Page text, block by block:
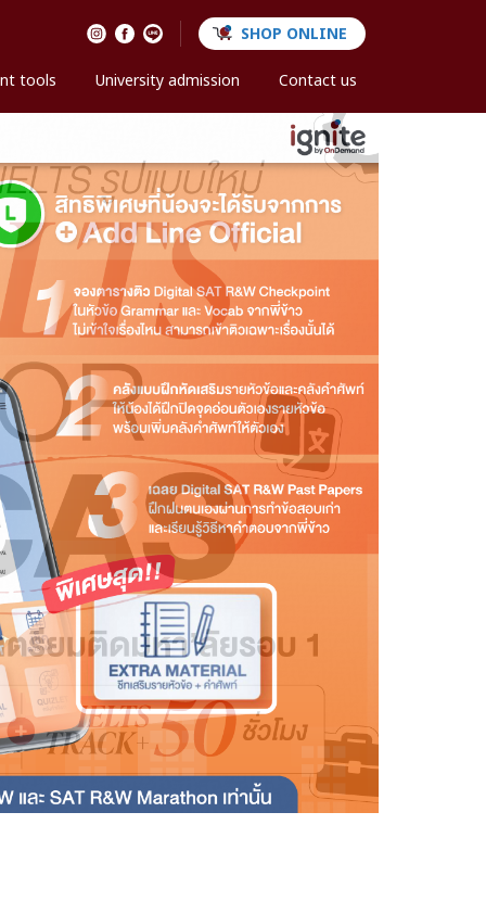
SHOP ONLINE
tools University admission Contact us